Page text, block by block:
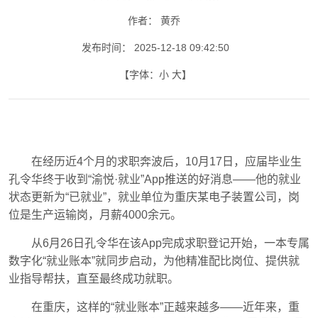
作者： 黄乔
发布时间： 2025-12-18 09:42:50
【字体： 小 大】
在经历近4个月的求职奔波后，10月17日，应届毕业生
孔令华终于收到“渝悦·就业”App推送的好消息——他的就业
状态更新为“已就业”，就业单位为重庆某电子装置公司，岗
位是生产运输岗，月薪4000余元。
从6月26日孔令华在该App完成求职登记开始，一本专属
数字化“就业账本”就同步启动，为他精准配比岗位、提供就
业指导帮扶，直至最终成功就职。
在重庆，这样的“就业账本”正越来越多——近年来，重